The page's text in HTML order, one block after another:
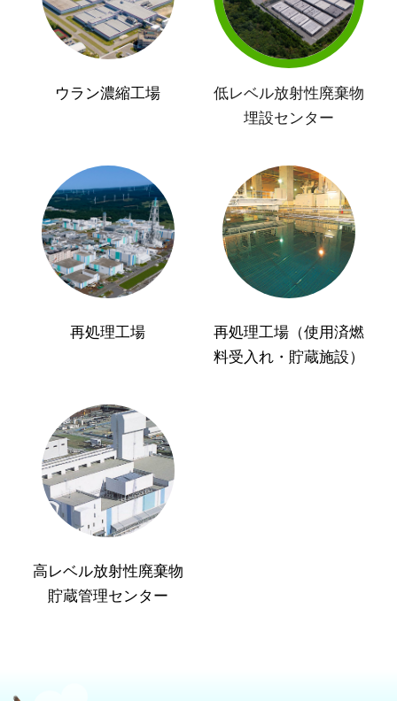
ウラン濃縮工場
低レベル放射性廃棄物
埋設センター
再処理工場
再処理工場（使用済燃
料受入れ・貯蔵施設）
高レベル放射性廃棄物
貯蔵管理センター